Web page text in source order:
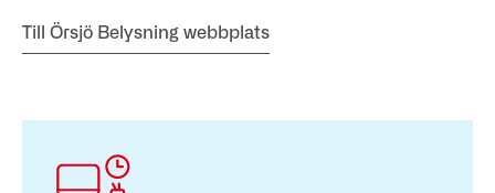
Till Örsjö Belysning webbplats